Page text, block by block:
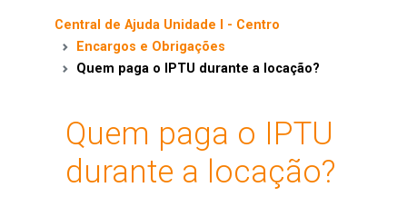
Central de Ajuda Unidade I - Centro
Encargos e Obrigações
Quem paga o IPTU durante a locação?
Quem paga o IPTU
durante a locação?